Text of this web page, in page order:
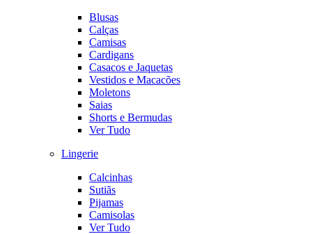
Blusas
Calças
Camisas
Cardigans
Casacos e Jaquetas
Vestidos e Macacões
Moletons
Saias
Shorts e Bermudas
Ver Tudo
Lingerie
Calcinhas
Sutiãs
Pijamas
Camisolas
Ver Tudo